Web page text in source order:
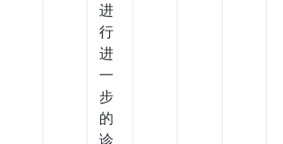
进
行
进
一
步
的
诊